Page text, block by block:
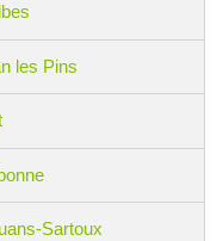
les Pins
Sartoux